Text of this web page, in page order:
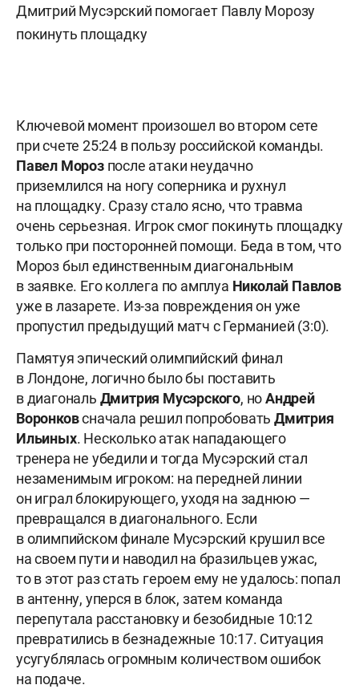
Дмитрий Мусэрский помогает Павлу Морозу
покинуть площадку
Ключевой момент произошел во втором сете
при счете 25:24 в пользу российской команды.
Павел Морозпосле атаки неудачно
приземлился на ногу соперника и рухнул
на площадку. Сразу стало ясно, что травма
очень серьезная. Игрок смог покинуть площадку
только при посторонней помощи. Беда в том, что
Мороз был единственным диагональным
в заявке. Его коллега по амплуа Николай Павлов
уже в лазарете. Из-за повреждения он уже
пропустил предыдущий матч с Германией (3:0).
Памятуя эпический олимпийский финал
в Лондоне, логично было бы поставить
в диагональ Дмитрия Мусэрского, ноАндрей
Воронковсначала решил попробовать Дмитрия
Ильиных. Несколько атак нападающего
тренера не убедили и тогда Мусэрский стал
незаменимым игроком: на передней линии
он играл блокирующего, уходя на заднюю —
превращался в диагонального. Если
в олимпийском финале Мусэрский крушил все
на своем пути и наводил на бразильцев ужас,
то в этот раз стать героем ему не удалось: попал
в антенну, уперся в блок, затем команда
перепутала расстановку и безобидные 10:12
превратились в безнадежные 10:17. Ситуация
усугублялась огромным количеством ошибок
на подаче.